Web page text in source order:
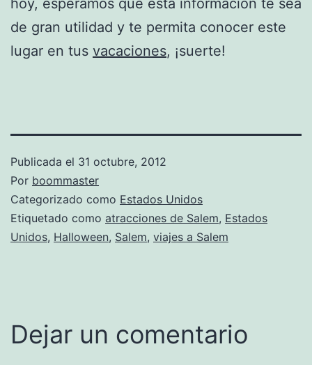
de gran utilidad y te permita conocer este
lugar en tus vacaciones, ¡suerte!
Publicada el 31 octubre, 2012
Por boommaster
Categorizado como Estados Unidos
Etiquetado como atracciones de Salem, Estados
Unidos, Halloween, Salem, viajes a Salem
Dejar un comentario